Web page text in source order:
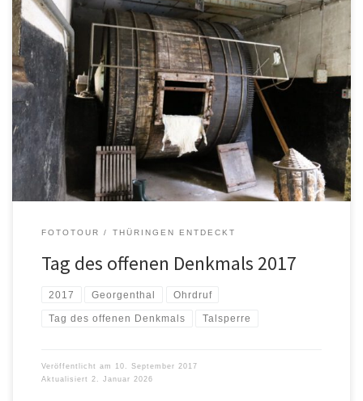
Ziel unserer diesjährigen Tour zum Denkmalstag war der südliche
Landkreis Gotha. Highlight waren die alte Gerberei in Ohrdruf
(Dank an Jens-Ulrich Koch für den Tipp) und die IG Hirzbergbahn
e.V. in Georgenthal. Zum Tagesausklang haben wir noch einen
Spaziergang um die Lütschetalsperre unternommen. Links:
www.alte-gerberei-ohrdruf.de/
de.wikipedia.org/wiki/Schloss_Ehrenstein www.hirzbergbahn.info/
de.wikipedia.org/wiki/Talsperre_L%C3%BCtsche
FOTOTOUR THÜRINGEN ENTDECKT
Tag des offenen Denkmals 2017
2017 Georgenthal Ohrdruf
Tag des offenen Denkmals Talsperre
Veröffentlicht am
10. September 2017
Aktualisiert
2. Januar 2026